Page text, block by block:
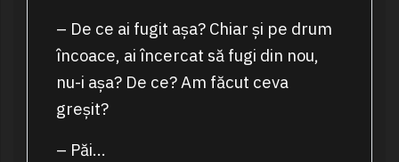
– De ce ai fugit așa? Chiar și pe drum
încoace, ai încercat să fugi din nou,
nu-i așa? De ce? Am făcut ceva
greșit?
– Păi…